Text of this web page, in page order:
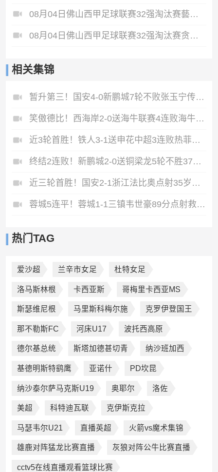
08月04日佛山西甲足球联赛32强淘汰赛藝品高國際VS湛江狂狼·粵辉能源全场录像
08月04日佛山西甲足球联赛32强淘汰赛贪玩游戏VS美的薪火全场录像
相关集锦
暂升第三！国安4-0新鹏城7轮不败张玉宁传射达万双响法比奥破门
笑傲德比！西海岸2-0送海牛联赛4连败海牛仍垫底西海岸升至第二
近3轮首胜！铁人3-1送申花中超3连败热菲尼奥双响邦本宜裕传射
终结2连败！新鹏城2-0送铜梁龙5轮不胜37岁姜至鹏破门韦斯利建功
近三轮首胜！国安2-1浙江法比奥点射35岁张稀哲制胜王钰栋送助攻
蓉城5连平！蓉城1-1三镇韦世豪89分点射救主费利佩造点李昂破门
热门TAG
爱沙超 兰辛市女足 杜特女足
洛马斯林根 卡西亚斯 哥梅里卡西亚MS
斯瑟维尼根 马里斯科梅尔施 克罗伊登国王
那不勒斯FC 河床U17 波托西高原
德尔基总统 斯塔加德甚切青 纳沙班加西
基德明斯特鹞鹰 亚诺什 PD坎昆
纳沙泰尔萨马克斯U19 奥耶尔 洛佐
美超 科特迪瓦联 克伊斯克拉
马瑟韦尔U21 直播英超 火箭vs魔术集锦
雄鹿对阵猛龙比赛直播 灰狼对阵公牛比赛直播
cctv5在线直播观看篮球比赛